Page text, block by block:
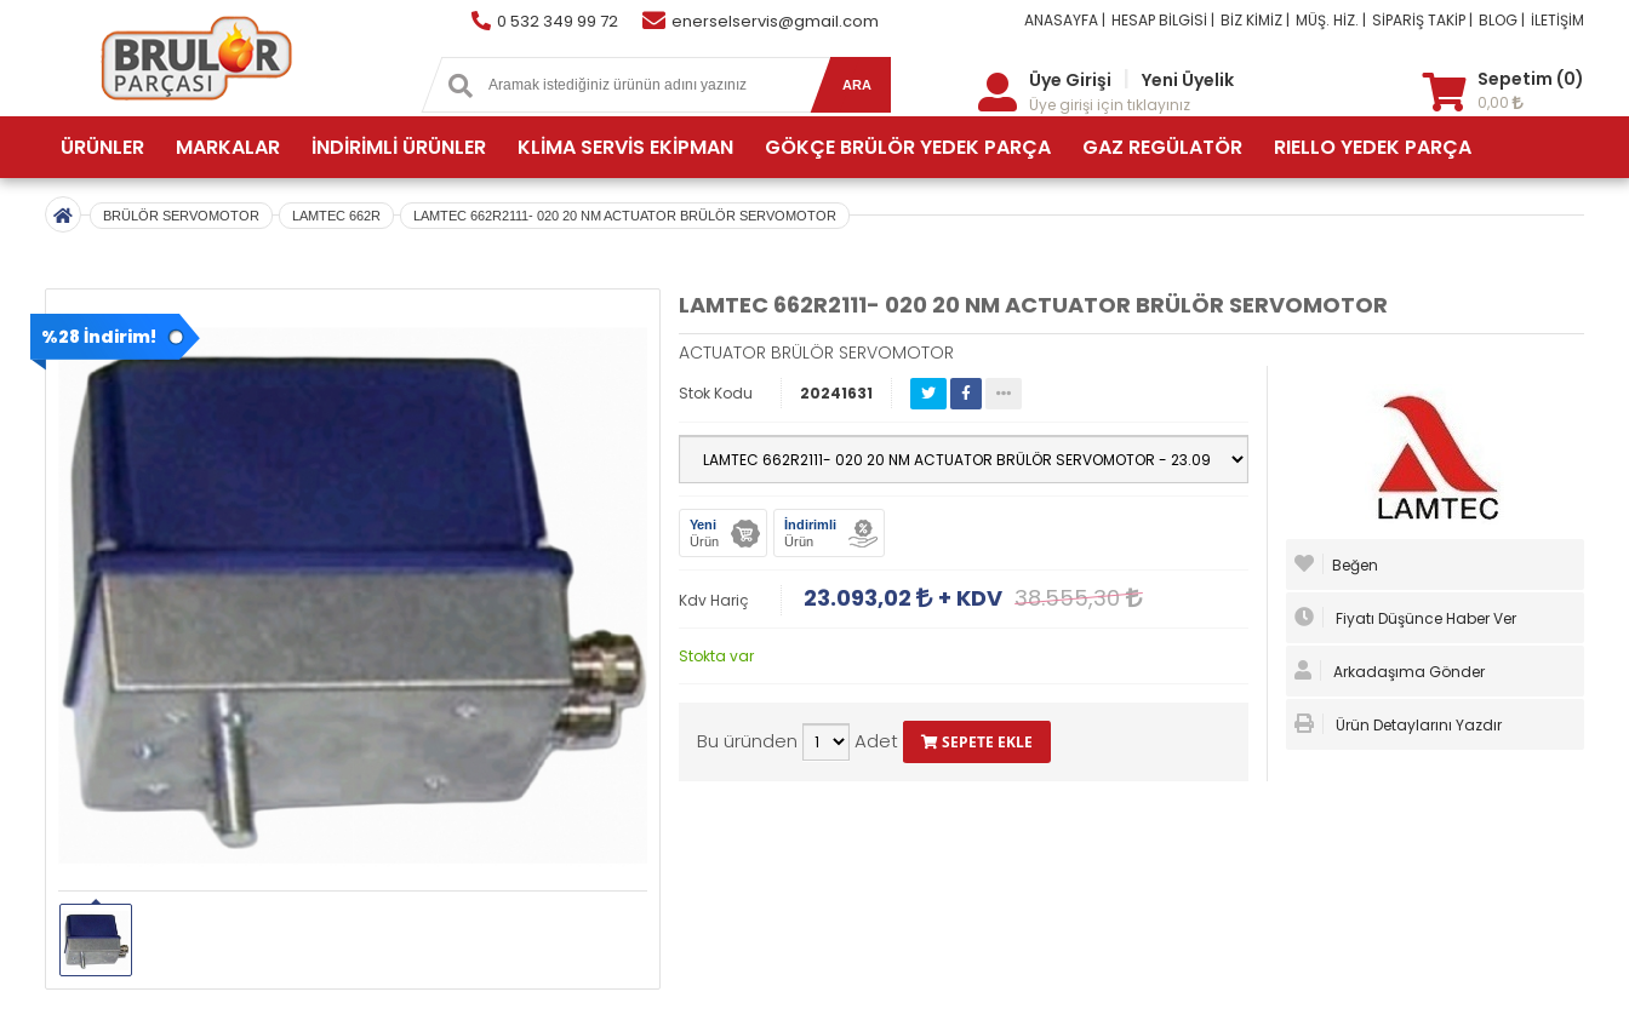
0 532 349 99 72 enerselservis@gmail.com
ARA
ANASAYFA | HESAP BİLGİSİ | BİZ KİMİZ | MÜŞ. HİZ. | SİPARİŞ TAKİP | BLOG | İLETİŞİM
Üye Girişi Yeni Üyelik
Üye girişi için tıklayınız
Sepetim (0)
0,00
ÜRÜNLER MARKALAR İNDİRİMLİ ÜRÜNLER KLİMA SERVİS EKİPMAN GÖKÇE BRÜLÖR YEDEK PARÇA GAZ REGÜLATÖR RIELLO YEDEK PARÇA
BRÜLÖR SERVOMOTOR LAMTEC 662R LAMTEC 662R2111- 020 20 NM ACTUATOR BRÜLÖR SERVOMOTOR
%28 İndirim!
LAMTEC 662R2111- 020 20 NM ACTUATOR BRÜLÖR SERVOMOTOR
ACTUATOR BRÜLÖR SERVOMOTOR
Stok Kodu 20241631
Yeni
Ürün
İndirimli
Ürün
Kdv Hariç 23.093,02 + KDV 38.555,30
Stokta var
Bu üründen Adet SEPETE EKLE
Beğen
Fiyatı Düşünce Haber Ver
Arkadaşıma Gönder
Ürün Detaylarını Yazdır